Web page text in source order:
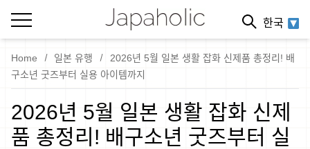
한국
Home 일본 유행
2026년 5월 일본 생활 잡화 신제품 총정리! 배
구소년 굿즈부터 실용 아이템까지
2026년 5월 일본 생활 잡화 신제
품 총정리! 배구소년 굿즈부터 실